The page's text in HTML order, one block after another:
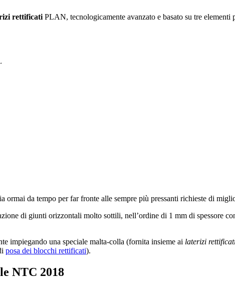
rettificati PLAN, tecnologicamente avanzato e basato su tre
ormai da tempo per far fronte alle sempre più pressanti richieste di
di giunti orizzontali molto sottili, nell’ordine di 1 mm di spessore
impiegando una speciale malta-colla (fornita insieme ai laterizi
posa dei blocchi rettificati).
NTC 2018